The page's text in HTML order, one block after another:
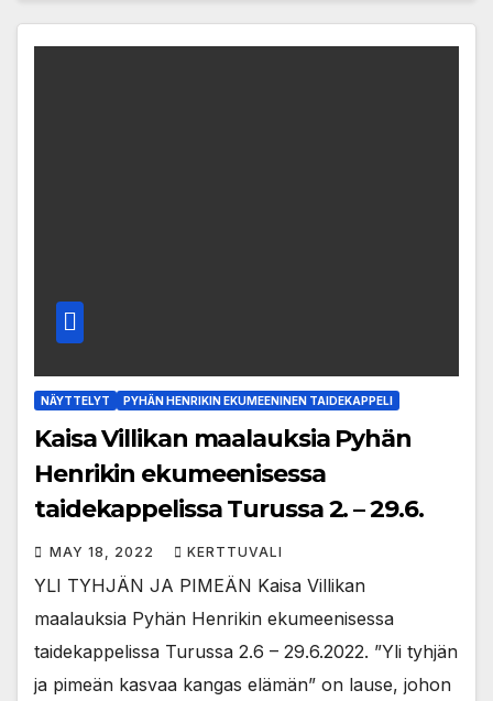
NÄYTTELYT PYHÄN HENRIKIN EKUMEENINEN TAIDEKAPPELI
Kaisa Villikan maalauksia Pyhän
Henrikin ekumeenisessa
taidekappelissa Turussa 2. – 29.6.
MAY 18, 2022 KERTTUVALI
YLI TYHJÄN JA PIMEÄN Kaisa Villikan
maalauksia Pyhän Henrikin ekumeenisessa
taidekappelissa Turussa 2.6 – 29.6.2022. ”Yli tyhjän
ja pimeän kasvaa kangas elämän” on lause, johon